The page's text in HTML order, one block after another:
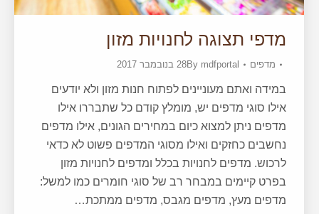
מדפי תצוגה לחנויות מזון
מדפים By mdfportal 28 בנובמבר 2017
במידה ואתם מעוניינים לפתוח חנות מזון ולא יודעים
אילו סוגי מדפים יש, מומלץ קודם כל שתבררו אילו
מדפים ניתן למצוא כיום במחירים הגונים, אילו מדפים
נחשבים כחזקים ואילו מסוגי המדפים פשוט לא כדאי
לרכוש. מדפים לחנויות בכלל ומדפים לחנויות מזון
בפרט קיימים במבחר רב של סוגי חומרים כמו למשל:
מדפים מעץ, מדפים מגבס, מדפים ממתכת…